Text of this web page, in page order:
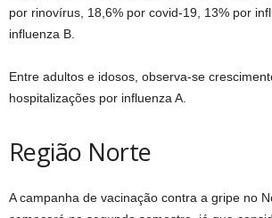
por rinovírus, 18,6% por covid-19, 13% por
influenza B.
Entre adultos e idosos, observa-se
hospitalizações por influenza A.
Região Norte
A campanha de vacinação contra a gripe no